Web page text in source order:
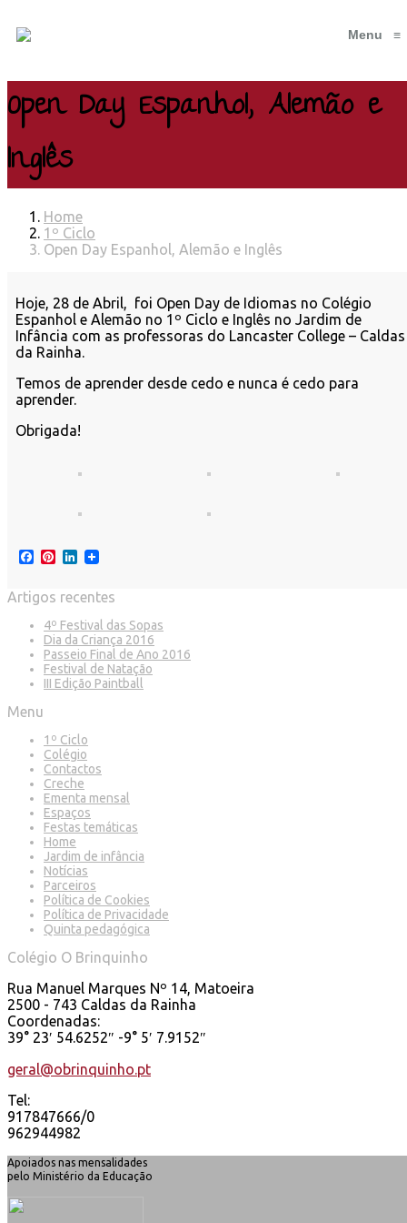
Menu ≡
Open Day Espanhol, Alemão e
Inglês
Home
1º Ciclo
Open Day Espanhol, Alemão e Inglês
Hoje, 28 de Abril, foi Open Day de Idiomas no Colégio
Espanhol e Alemão no 1º Ciclo e Inglês no Jardim de
Infância com as professoras do Lancaster College – Caldas
da Rainha.
Temos de aprender desde cedo e nunca é cedo para
aprender.
Obrigada!
Facebook
Pinterest
LinkedIn
Artigos recentes
4º Festival das Sopas
Dia da Criança 2016
Passeio Final de Ano 2016
Festival de Natação
III Edição Paintball
Menu
1º Ciclo
Colégio
Contactos
Creche
Ementa mensal
Espaços
Festas temáticas
Home
Jardim de infância
Notícias
Parceiros
Política de Cookies
Política de Privacidade
Quinta pedagógica
Colégio O Brinquinho
Rua Manuel Marques Nº 14, Matoeira
2500 - 743 Caldas da Rainha
Coordenadas:
39° 23′ 54.6252″ -9° 5′ 7.9152″
geral@obrinquinho.pt
Tel:
917847666/0
962944982
Apoiados nas mensalidades
pelo Ministério da Educação